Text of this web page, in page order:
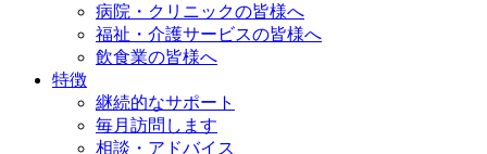
病院・クリニックの皆様へ
福祉・介護サービスの皆様へ
飲食業の皆様へ
特徴
継続的なサポート
毎月訪問します
相談・アドバイス